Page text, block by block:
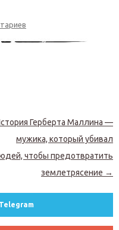
Герберта Маллина —
мужика, который убивал
чтобы предотвратить
землетрясение →